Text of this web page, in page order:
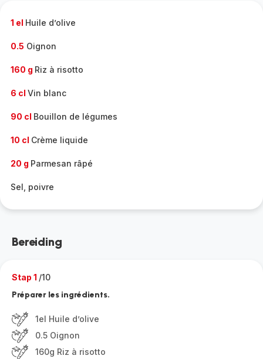
1 el Huile d’olive
0.5 Oignon
160 g Riz à risotto
6 cl Vin blanc
90 cl Bouillon de légumes
10 cl Crème liquide
20 g Parmesan râpé
Sel, poivre
Bereiding
Stap 1 /10
Préparer les ingrédients.
1el Huile d’olive
0.5 Oignon
160g Riz à risotto